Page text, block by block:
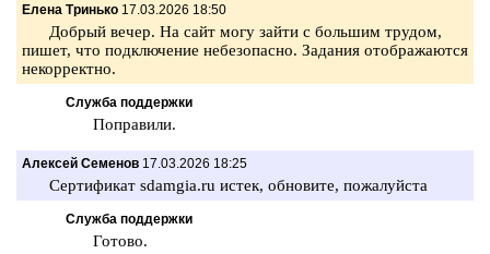
Елена Тринько 17.03.2026 18:50
Доб­рый вечер. На сайт могу зайти с боль­шим тру­дом,
пишет, что под­клю­че­ние не­без­опас­но. За­да­ния отоб­ра­жа­ют­ся
не­кор­рект­но.
Служба поддержки
По­пра­ви­ли.
Алексей Семенов 17.03.2026 18:25
Сер­ти­фи­кат sdamgia.ru истек, об­но­ви­те, по­жа­луй­ста
Служба поддержки
Го­то­во.